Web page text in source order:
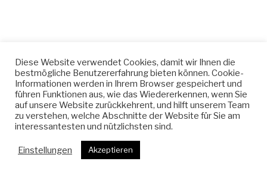
Diese Website verwendet Cookies, damit wir Ihnen die
bestmögliche Benutzererfahrung bieten können. Cookie-
Informationen werden in Ihrem Browser gespeichert und
führen Funktionen aus, wie das Wiedererkennen, wenn Sie
auf unsere Website zurückkehrent, und hilft unserem Team
zu verstehen, welche Abschnitte der Website für Sie am
interessantesten und nützlichsten sind.
Einstellungen Akzeptieren